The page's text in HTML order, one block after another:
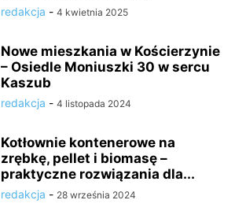
redakcja - 4 kwietnia 2025
Nowe mieszkania w Kościerzynie
– Osiedle Moniuszki 30 w sercu
Kaszub
redakcja - 4 listopada 2024
Kotłownie kontenerowe na
zrębkę, pellet i biomasę –
praktyczne rozwiązania dla...
redakcja - 28 września 2024